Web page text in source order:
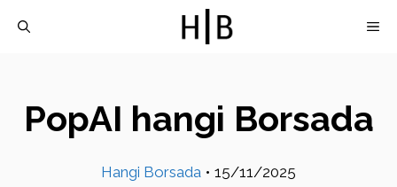
PopAI hangi Borsada
Hangi Borsada • 15/11/2025